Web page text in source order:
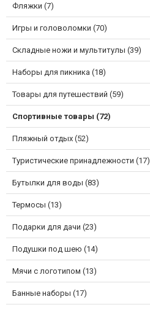
Фляжки (7)
Игры и головоломки (70)
Складные ножи и мультитулы (39)
Наборы для пикника (18)
Товары для путешествий (59)
Спортивные товары (72)
Пляжный отдых (52)
Туристические принадлежности (17)
Бутылки для воды (83)
Термосы (13)
Подарки для дачи (23)
Подушки под шею (14)
Мячи с логотипом (13)
Банные наборы (17)